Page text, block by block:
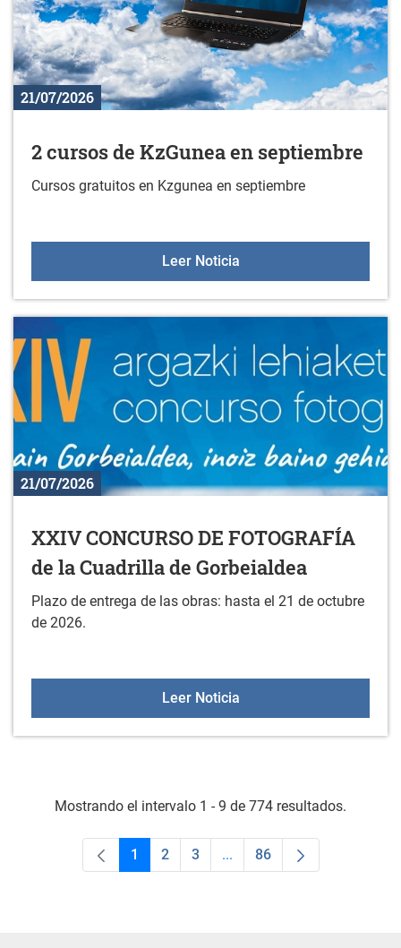
21/07/2026
2 cursos de KzGunea en septiembre
Cursos gratuitos en Kzgunea en septiembre
Leer Noticia2 cursos de KzGunea en
21/07/2026
XXIV CONCURSO DE FOTOGRAFÍA
de la Cuadrilla de Gorbeialdea
Plazo de entrega de las obras: hasta el 21 de octubre
de 2026.
Leer NoticiaXXIV CONCURSO DE
Mostrando el intervalo 1 - 9 de 774 resultados.
Página
1 Página
2 Página
3 ...Páginas intermedias Use
Página
86